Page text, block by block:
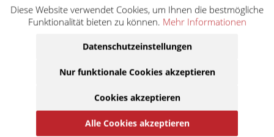
Baujahr:
1994 1995
Diese Website verwendet Cookies, um Ihnen die bestmögliche
Funktionalität bieten zu können. Mehr Informationen
Datenschutzeinstellungen
Nur funktionale Cookies akzeptieren
Cookies akzeptieren
Alle Cookies akzeptieren